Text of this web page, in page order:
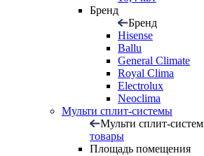
Бренд
Бренд
Hisense
Ballu
General Climate
Royal Clima
Electrolux
Neoclima
Мульти сплит-системы
Мульти сплит-
товары
Площадь помещения